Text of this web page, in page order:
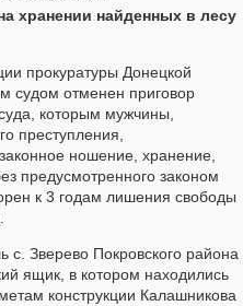
хранении найденных в лесу
прокуратуры Донецкой
судом отменен приговор
которым мужчины,
преступления,
ношение, хранение,
предусмотренного законом
к 3 годам лишения свободы
с. Зверево Покровского района
ящик, в котором находились
конструкции Калашникова